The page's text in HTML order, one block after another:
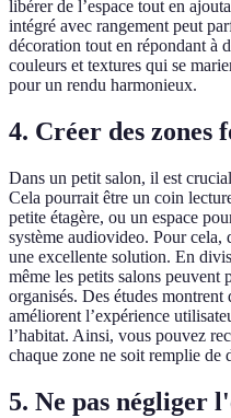
libérer de l’espace tout en
intégré avec rangement peut
décoration tout en répondant à
couleurs et textures qui se
pour un rendu harmonieux.
4. Créer des zones
Dans un petit salon, il est
Cela pourrait être un coin
petite étagère, ou un espace
système audiovideo. Pour cela,
une excellente solution. En
même les petits salons peuvent
organisés. Des études
améliorent l’expérience
l’habitat. Ainsi, vous pouvez
chaque zone ne soit remplie de
5. Ne pas négliger